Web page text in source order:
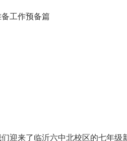
工作预备篇
迎来了临沂六中北校区的七年级